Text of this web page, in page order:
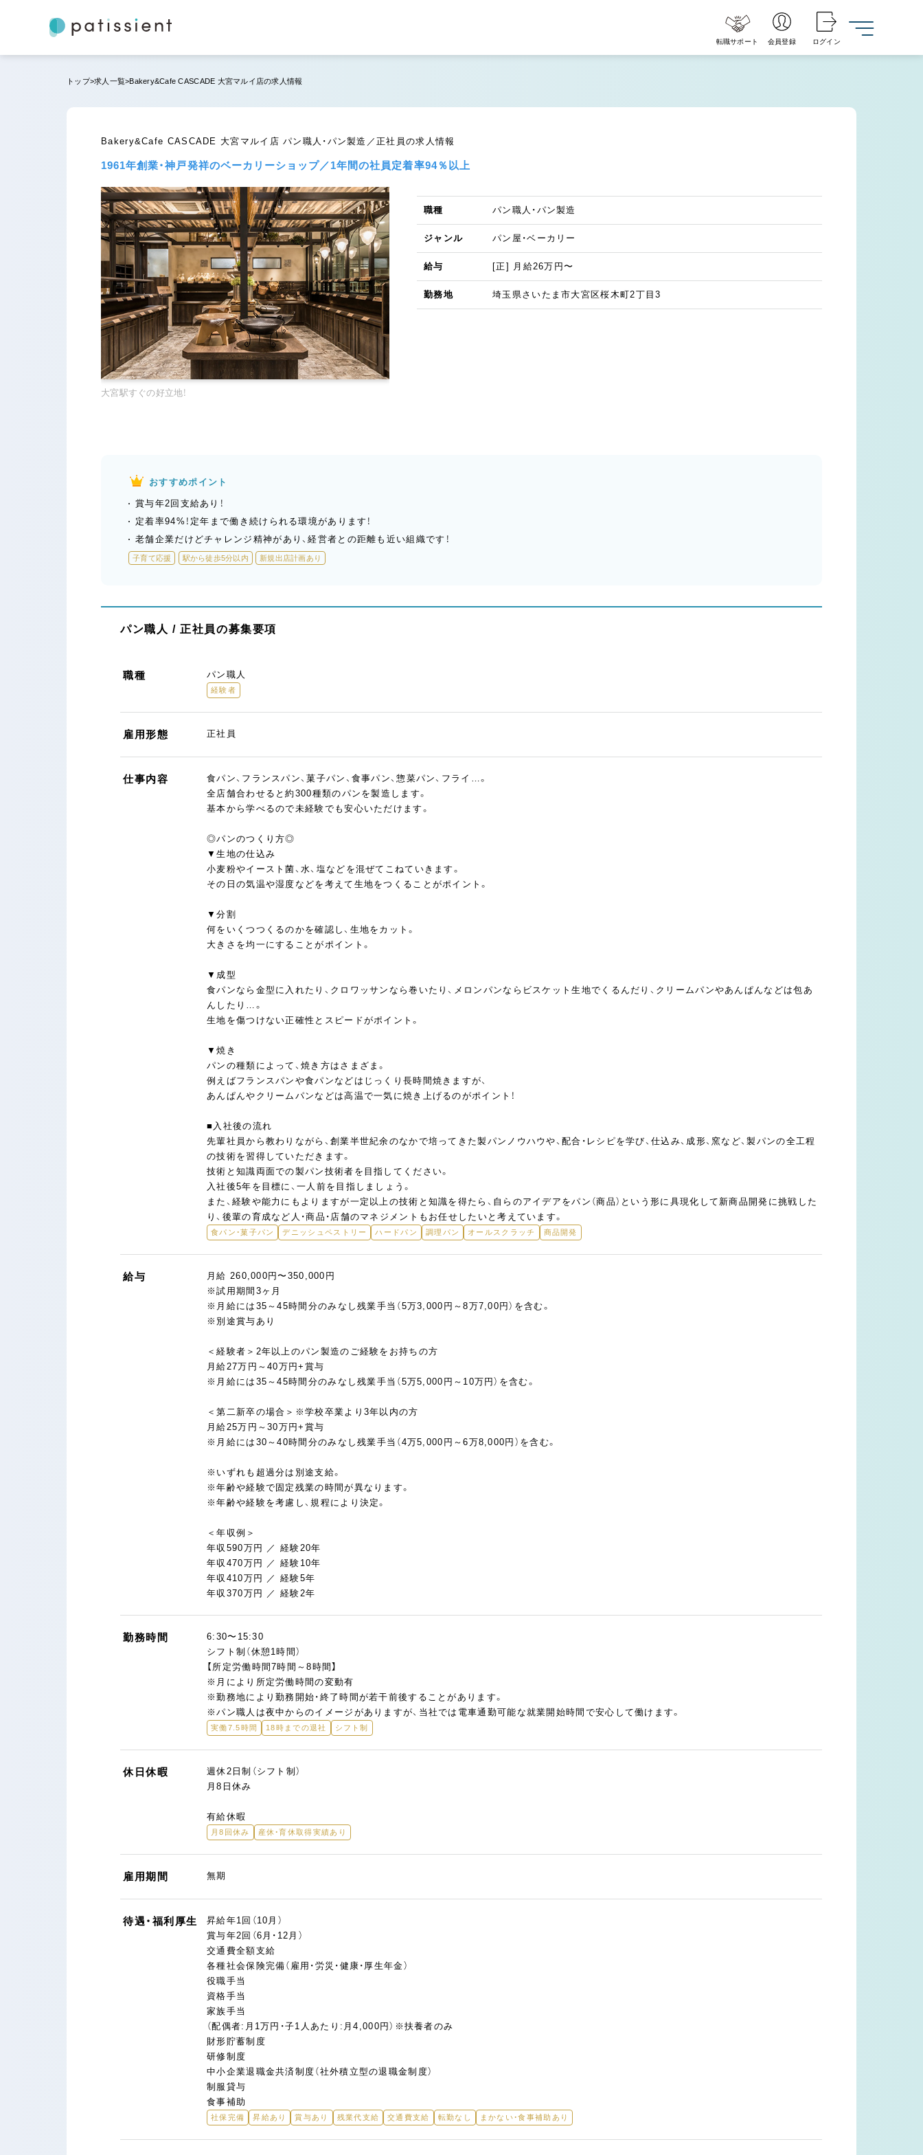
転職サポート 会員登録 ログイン
トップ 求人一覧 Bakery&Cafe CASCADE 大宮マルイ店の求人情報
Bakery&Cafe CASCADE 大宮マルイ店 パン職人・パン製造／正社員の求人情報
1961年創業・神戸発祥のベーカリーショップ／1年間の社員定着率94％以上
大宮駅すぐの好立地！
職種 パン職人・パン製造
ジャンル パン屋・ベーカリー
給与 [正] 月給26万円〜
勤務地 埼玉県さいたま市大宮区桜木町2丁目3
おすすめポイント
賞与年2回支給あり！
定着率94%！定年まで働き続けられる環境があります！
老舗企業だけどチャレンジ精神があり、経営者との距離も近い組織です！
子育て応援 駅から徒歩5分以内 新規出店計画あり
パン職人 / 正社員の募集要項
職種 パン職人
経験者
雇用形態 正社員
仕事内容
食パン、フランスパン、菓子パン、食事パン、惣菜パン、フライ…。
全店舗合わせると約300種類のパンを製造します。
基本から学べるので未経験でも安心いただけます。
◎パンのつくり方◎
▼生地の仕込み
小麦粉やイースト菌、水、塩などを混ぜてこねていきます。
その日の気温や湿度などを考えて生地をつくることがポイント。
▼分割
何をいくつつくるのかを確認し、生地をカット。
大きさを均一にすることがポイント。
▼成型
食パンなら金型に入れたり、クロワッサンなら巻いたり、メロンパンならビスケット生地でくるんだり、クリームパンやあんぱんなどは包あ
んしたり…。
生地を傷つけない正確性とスピードがポイント。
▼焼き
パンの種類によって、焼き方はさまざま。
例えばフランスパンや食パンなどはじっくり長時間焼きますが、
あんぱんやクリームパンなどは高温で一気に焼き上げるのがポイント！
■入社後の流れ
先輩社員から教わりながら、創業半世紀余のなかで培ってきた製パンノウハウや、配合・レシピを学び、仕込み、成形、窯など、製パンの全工程
の技術を習得していただきます。
技術と知識両面での製パン技術者を目指してください。
入社後5年を目標に、一人前を目指しましょう。
また、経験や能力にもよりますが一定以上の技術と知識を得たら、自らのアイデアをパン（商品）という形に具現化して新商品開発に挑戦した
り、後輩の育成など人・商品・店舗のマネジメントもお任せしたいと考えています。
食パン・菓子パン デニッシュペストリー ハードパン 調理パン オールスクラッチ 商品開発
給与
月給 260,000円〜350,000円
※試用期間3ヶ月
※月給には35～45時間分のみなし残業手当（5万3,000円～8万7,00円）を含む。
※別途賞与あり
＜経験者＞2年以上のパン製造のご経験をお持ちの方
月給27万円～40万円+賞与
※月給には35～45時間分のみなし残業手当（5万5,000円～10万円）を含む。
＜第二新卒の場合＞※学校卒業より3年以内の方
月給25万円～30万円+賞与
※月給には30～40時間分のみなし残業手当（4万5,000円～6万8,000円）を含む。
※いずれも超過分は別途支給。
※年齢や経験で固定残業の時間が異なります。
※年齢や経験を考慮し、規程により決定。
＜年収例＞
年収590万円 ／ 経験20年
年収470万円 ／ 経験10年
年収410万円 ／ 経験5年
年収370万円 ／ 経験2年
勤務時間
6:30〜15:30
シフト制（休憩1時間）
【所定労働時間7時間～8時間】
※月により所定労働時間の変動有
※勤務地により勤務開始・終了時間が若干前後することがあります。
※パン職人は夜中からのイメージがありますが、当社では電車通勤可能な就業開始時間で安心して働けます。
実働7.5時間 18時までの退社 シフト制
休日休暇
週休2日制（シフト制）
月8日休み
有給休暇
月8回休み 産休・育休取得実績あり
雇用期間 無期
待遇・福利厚生
昇給年1回（10月）
賞与年2回（6月・12月）
交通費全額支給
各種社会保険完備（雇用・労災・健康・厚生年金）
役職手当
資格手当
家族手当
（配偶者:月1万円・子1人あたり:月4,000円）※扶養者のみ
財形貯蓄制度
研修制度
中小企業退職金共済制度（社外積立型の退職金制度）
制服貸与
食事補助
社保完備 昇給あり 賞与あり 残業代支給 交通費支給 転勤なし まかない・食事補助あり